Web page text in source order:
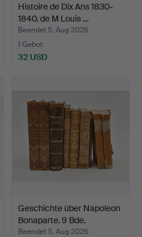
Histoire de Dix Ans 1830-
1840. de M Louis …
Beendet 5. Aug 2026
1 Gebot
32 USD
Geschichte über Napoleon
Bonaparte. 9 Bde.
Beendet 5. Aug 2026